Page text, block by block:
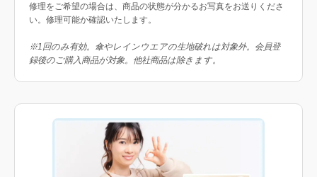
修理をご希望の場合は、商品の状態が分かるお写真をお送りくださ
い。修理可能か確認いたします。
※1回のみ有効。傘やレインウエアの生地破れは対象外。会員登
録後のご購入商品が対象。他社商品は除きます。